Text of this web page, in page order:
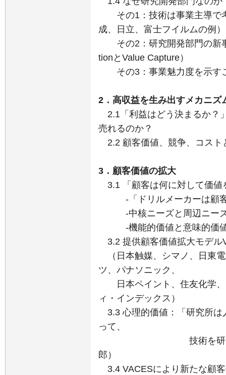
その1：技術は事業主導で
成、日立、富士フイルムの例）
その2：研究開発部門の新
tionとValue Capture）
その3：事業魅力度を示す
2．高収益を生み出すメカニズ
2.1「利益はどう決まるか？
売れるのか？
2.2 顧客価値、競争、コスト
3．顧客価値の拡大
3.1 「顧客は何に対して価値
-「ドリルメーカーは顧客
-中核ニーズと周辺ニー
-機能的価値と意味的価
3.2 提供顧客価値拡大モデル
（日本触媒、シマノ、日東
ツ、パナソニック、
日本ペイント、住友化学、
ィ・インデックス）
3.3 心理的価値：「研究所は
って、
技術を研究すると
郎）
3.4 VACESにより新たな顧